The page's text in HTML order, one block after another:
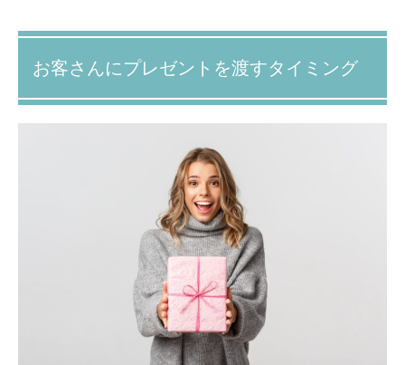
お客さんにプレゼントを渡すタイミング